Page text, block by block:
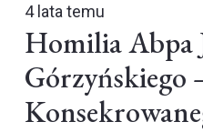
4 lata temu
Homilia Abpa
Górzyńskiego